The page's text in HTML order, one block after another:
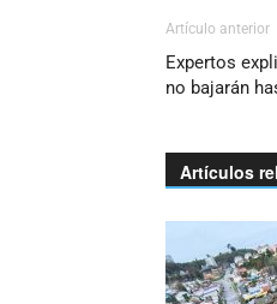
Artículo anterior
Expertos
no bajarán
Artículos